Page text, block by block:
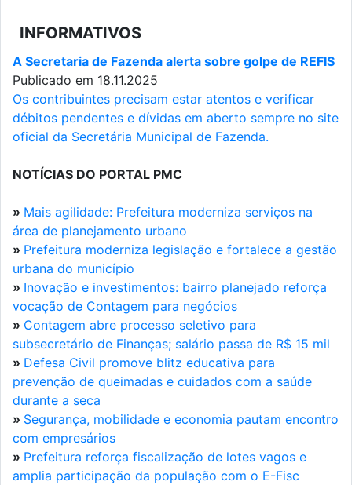
INFORMATIVOS
A Secretaria de Fazenda alerta sobre golpe de REFIS
Publicado em 18.11.2025
Os contribuintes precisam estar atentos e verificar
débitos pendentes e dívidas em aberto sempre no site
oficial da Secretária Municipal de Fazenda.
NOTÍCIAS DO PORTAL PMC
» Mais agilidade: Prefeitura moderniza serviços na
área de planejamento urbano
» Prefeitura moderniza legislação e fortalece a gestão
urbana do município
» Inovação e investimentos: bairro planejado reforça
vocação de Contagem para negócios
» Contagem abre processo seletivo para
subsecretário de Finanças; salário passa de R$ 15 mil
» Defesa Civil promove blitz educativa para
prevenção de queimadas e cuidados com a saúde
durante a seca
» Segurança, mobilidade e economia pautam encontro
com empresários
» Prefeitura reforça fiscalização de lotes vagos e
amplia participação da população com o E-Fisc